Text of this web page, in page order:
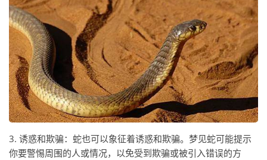
3. 诱惑和欺骗：蛇也可以象征着诱惑和欺骗。梦见蛇可能提示
你要警惕周围的人或情况，以免受到欺骗或被引入错误的方